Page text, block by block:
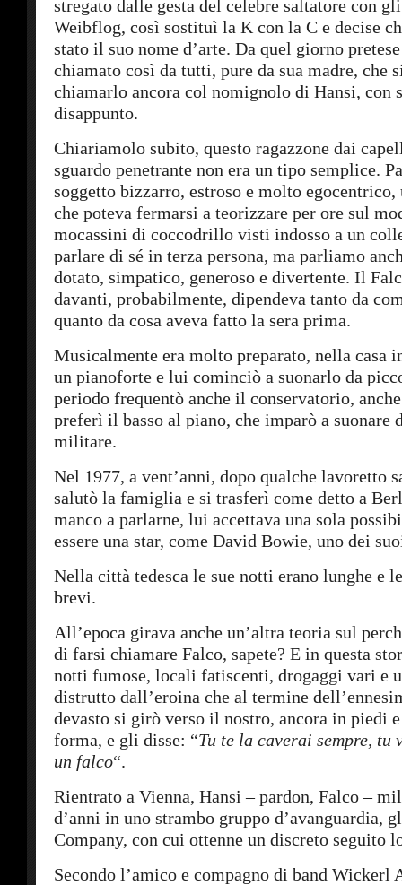
stregato dalle gesta del celebre saltatore con
Weibflog, così sostituì la K con la C e decise
stato il suo nome d’arte. Da quel giorno
chiamato così da tutti, pure da sua madre, che
chiamarlo ancora col nomignolo di Hansi, con
disappunto.
Chiariamolo subito, questo ragazzone dai
sguardo penetrante non era un tipo semplice.
soggetto bizzarro, estroso e molto egocentrico,
che poteva fermarsi a teorizzare per ore sul
mocassini di coccodrillo visti indosso a un
parlare di sé in terza persona, ma parliamo
dotato, simpatico, generoso e divertente. Il
davanti, probabilmente, dipendeva tanto da
quanto da cosa aveva fatto la sera prima.
Musicalmente era molto preparato, nella casa
un pianoforte e lui cominciò a suonarlo da
periodo frequentò anche il conservatorio,
preferì il basso al piano, che imparò a suonare
militare.
Nel 1977, a vent’anni, dopo qualche lavoretto
salutò la famiglia e si trasferì come detto a
manco a parlarne, lui accettava una sola
essere una star, come David Bowie, uno dei
Nella città tedesca le sue notti erano lunghe e
brevi.
All’epoca girava anche un’altra teoria sul
di farsi chiamare Falco, sapete? E in questa
notti fumose, locali fatiscenti, drogaggi vari e
distrutto dall’eroina che al termine
devasto si girò verso il nostro, ancora in piedi
forma, e gli disse: “Tu te la caverai sempre, tu
un falco“.
Rientrato a Vienna, Hansi – pardon, Falco –
d’anni in uno strambo gruppo d’avanguardia,
Company, con cui ottenne un discreto seguito
Secondo l’amico e compagno di band Wickerl